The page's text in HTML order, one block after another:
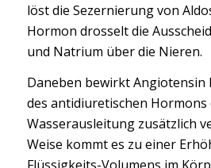
löst die Sezernierung von
Hormon drosselt die
und Natrium über die Nieren.
Daneben bewirkt Angiotensin
des antidiuretischen Hormons
Wasserausleitung zusätzlich
Weise kommt es zu einer